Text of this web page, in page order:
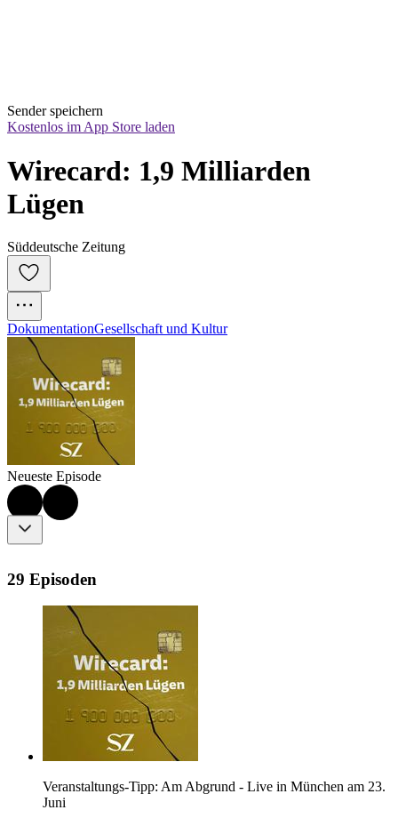
Sender speichern
Kostenlos im App Store laden
Wirecard: 1,9 Milliarden
Lügen
Süddeutsche Zeitung
DokumentationGesellschaft und Kultur
Neueste Episode
29 Episoden
Veranstaltungs-Tipp: Am Abgrund - Live in München am 23.
Juni